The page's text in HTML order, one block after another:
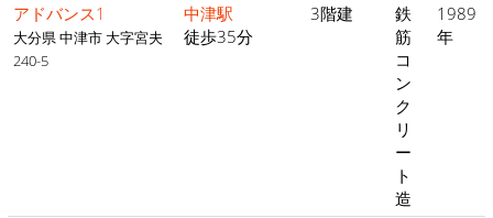
アドバンス1
大分県 中津市 大字宮夫
240-5
中津駅
徒歩35分
3階建
鉄
筋
コ
ン
ク
リ
ー
ト
造
1989
年